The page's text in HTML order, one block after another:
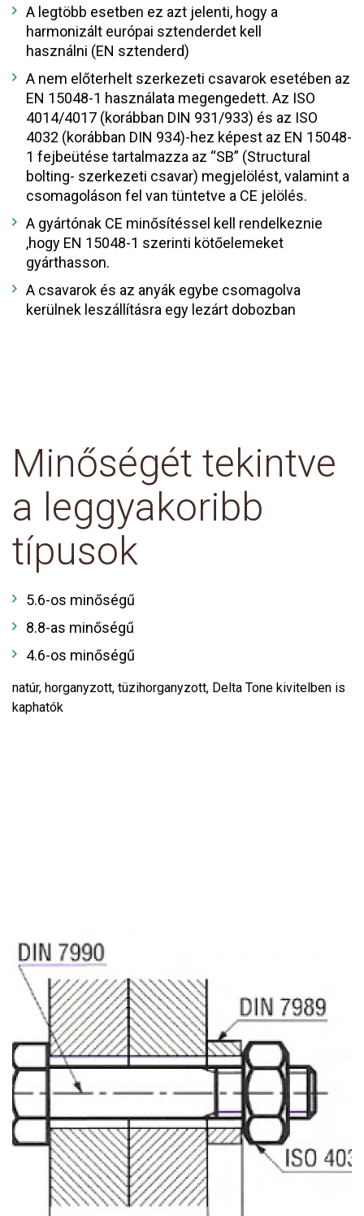
A legtöbb esetben ez azt jelenti, hogy a
harmonizált európai sztenderdet kell
használni (EN sztenderd)
A nem előterhelt szerkezeti csavarok esetében az
EN 15048-1 használata megengedett. Az ISO
4014/4017 (korábban DIN 931/933) és az ISO
4032 (korábban DIN 934)-hez képest az EN 15048-
1 fejbeütése tartalmazza az “SB” (Structural
bolting- szerkezeti csavar) megjelölést, valamint a
csomagoláson fel van tüntetve a CE jelölés.
A gyártónak CE minősítéssel kell rendelkeznie
,hogy EN 15048-1 szerinti kötőelemeket
gyárthasson.
A csavarok és az anyák egybe csomagolva
kerülnek leszállításra egy lezárt dobozban
Minőségét tekintve
a leggyakoribb
típusok
5.6-os minőségű
8.8-as minőségű
4.6-os minőségű
natúr, horganyzott, tüzihorganyzott, Delta Tone kivitelben is
kaphatók